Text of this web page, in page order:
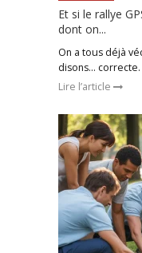
Et si le rallye
dont on...
On a tous déjà
disons… correcte.
Lire l’article